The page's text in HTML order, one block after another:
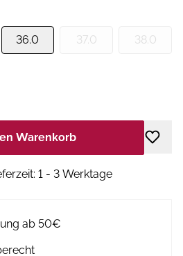
36.0 37.0 38.0
Warenkorb
1 - 3 Werktage
ab 50€